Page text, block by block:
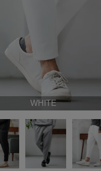
WHITE